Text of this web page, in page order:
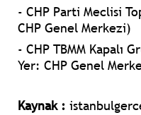
- ⁠CHP Parti Meclisi
CHP Genel Merkezi)
- ⁠CHP TBMM Kapalı
Yer: CHP Genel
Kaynak :